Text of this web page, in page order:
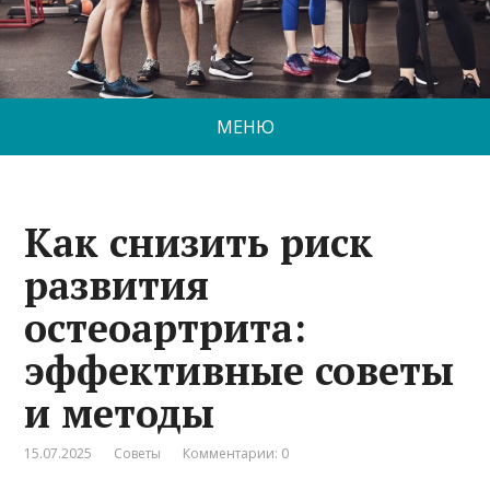
МЕНЮ
Как снизить риск
развития
остеоартрита:
эффективные советы
и методы
15.07.2025 Советы Комментарии: 0